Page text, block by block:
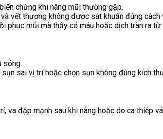
chứng khi nâng mũi thường gặp.
vết thương không được sát khuẩn đúng cách
phục mũi mà thấy có máu hoặc dịch tràn ra từ
sóng.
sai vị trí hoặc chọn sụn không đúng kích
va đập mạnh sau khi nâng hoặc do ca thiệp